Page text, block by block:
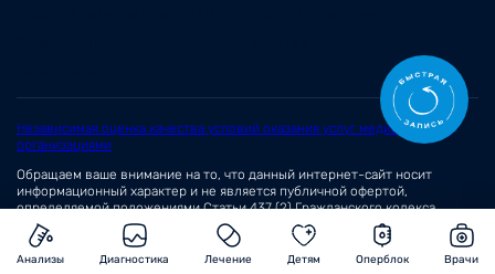
Независимая оценка качества условий оказания услуг медицинскими
организациями
Обращаем ваше внимание на то, что данный интернет-сайт носит
информационный характер и не является публичной офертой,
определяемой положениямиСтатьи 437 (2)Гражданского кодекса
Российской Федерации.
© 2026 Сеть медицинских центров «Вита»
Анализы Диагностика Лечение Детям Оперблок Врачи